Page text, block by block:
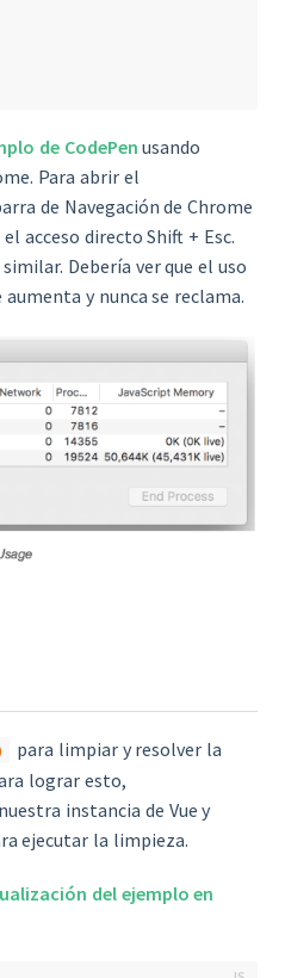
de CodePenusando
Para abrir el
de Navegación de Chrome
acceso directo Shift + Esc.
Debería ver que el uso
y nunca se reclama.
para limpiar y resolver la
lograr esto,
instancia de Vue y
ejecutar la limpieza.
del ejemplo en